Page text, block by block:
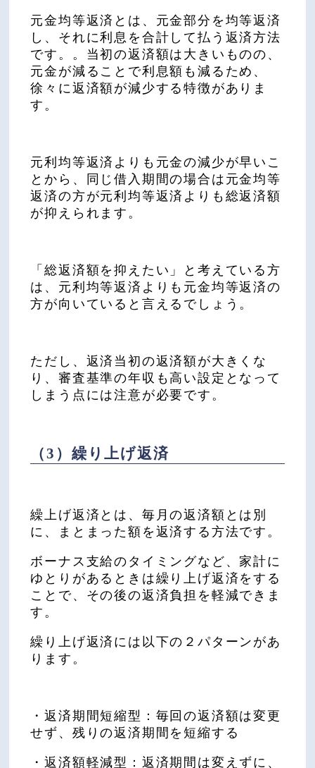
元金均等返済とは、元金部分を均等返済
し、それに利息を合計して払う返済方法
です。。当初の返済額は大きいものの、
元金が減ることで利息額も減るため、
徐々に返済額が減少する特徴がありま
す。
元利均等返済よりも元金の減少が早いこ
とから、同じ借入期間の場合は元金均等
返済の方が元利均等返済よりも総返済額
が抑えられます。
「総返済額を抑えたい」と考えている方
は、元利均等返済よりも元金均等返済の
方が向いていると言えるでしょう。
ただし、返済当初の返済額が大きくな
り、審査基準の年収も高い設定となって
しまう点には注意が必要です。
（3）繰り上げ返済
繰上げ返済とは、毎月の返済額とは別
に、まとまった額を返済する方法です。
ボーナス支給のタイミングなど、家計に
ゆとりがあるときは繰り上げ返済をする
ことで、その後の返済負担を軽減できま
す。
繰り上げ返済には以下の２パターンがあ
ります。
・返済期間短縮型：毎回の返済額は変更
せず、残りの返済期間を短縮する
・返済額軽減型：返済期間は変えずに、